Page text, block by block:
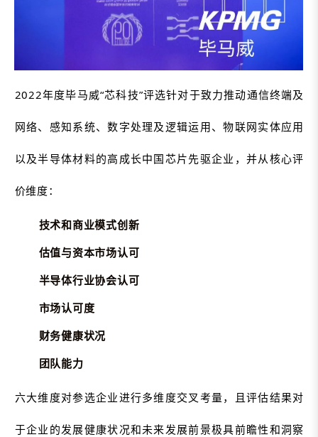
2022年度毕马威“芯科技”评选针对于致力推动通信终端及
网络、感知系统、数字处理及逻辑运用、物联网实体应用
以及半导体材料的高成长中国芯片先驱企业，并从核心评
价维度：
技术和商业模式创新
估值与资本市场认可
半导体行业协会认可
市场认可度
财务健康状况
团队能力
六大维度对参选企业进行多维度交叉考量，且评估结果对
于企业的发展健康状况和未来发展前景极具前瞻性和洞察